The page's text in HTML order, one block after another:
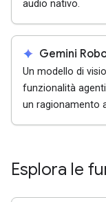
audio nativo.
spark Gemini
Un modello di
funzionalità
un ragionamento
Esplora le